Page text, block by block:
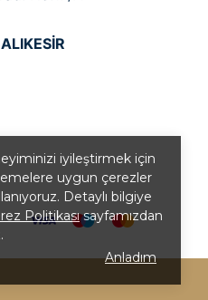
iyileştirmek için
uygun çerezler
Detaylı bilgiye
Politikasısayfamızdan
Anladım